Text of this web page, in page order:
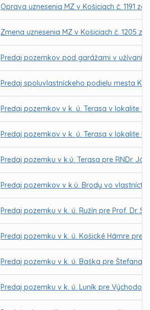
Oprava uznesenia MZ v Košiciach č. 1191 zo
Zmena uznesenia MZ v Košiciach č. 1205 zo
Predaj pozemkov pod garážami v užívaní
Predaj spoluvlastníckeho podielu mesta
Predaj pozemkov v k. ú. Terasa v lokalite
Predaj pozemkov v k. ú. Terasa v lokalite
Predaj pozemku v k.ú. Terasa pre RNDr.
Predaj pozemkov v k.ú. Brody vo
Predaj pozemku v k. ú. Ružín pre Prof. Dr.
Predaj pozemku v k. ú. Košické Hámre pre
Predaj pozemku v k. ú. Baška pre Štefana
Predaj pozemku v k. ú. Luník pre